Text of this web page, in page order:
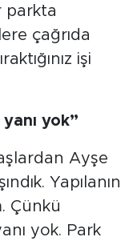
parkta
çağrıda
işi
yok”
Ayşe
Yapılanın
Çünkü
yok. Park